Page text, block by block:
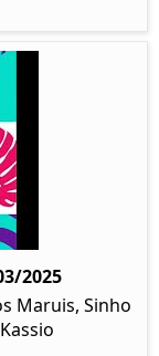
2025
Maruis, Sinho